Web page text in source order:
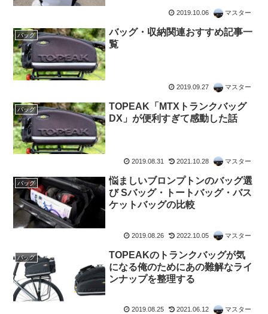
2019.10.06 マスター
バッグ
バッグ・収納関連おすすめ記事一
覧
2019.09.27 マスター
バッグ
TOPEAK「MTXトランクバッグ
DX」が便利すぎて感動した話
2019.08.31 2021.10.28 マスター
バッグ
悩ましいブロンプトンのバッグ選
び Sバッグ・トートバッグ・バス
ケットバッグの比較
2019.08.26 2022.10.05 マスター
バッグ
TOPEAKのトランクバッグが気
になる俺のためにあの難解なライ
ンナップを整理する
2019.08.25 2021.06.12 マスター